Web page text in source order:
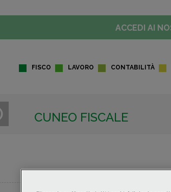
ACCEDI AI
FISCO LAVORO CONTABILITÀ
CUNEO FISCALE